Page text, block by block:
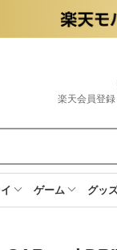
楽天会員登録
ゲーム グッ